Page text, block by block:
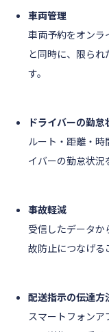
車両管理
車両予約をオンラ
と同時に、限ら
す。
ドライバーの勤怠
ルート・距離・時
イバーの勤怠状況
事故軽減
受信したデータか
故防止につなげる
配送指示の伝達方
スマートフォンア